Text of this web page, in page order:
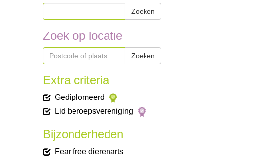
Zoeken
Zoek op locatie
Zoeken
Extra criteria
Gediplomeerd
Lid beroepsvereniging
Bijzonderheden
Fear free dierenarts